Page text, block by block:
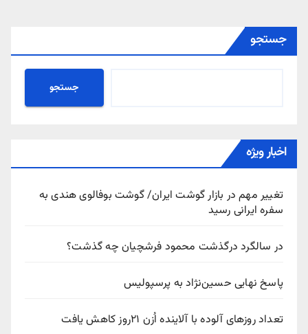
جستجو
جستجو
اخبار ویژه
تغییر مهم در بازار گوشت ایران/ گوشت بوفالوی هندی به
سفره ایرانی رسید
در سالگرد درگذشت محمود فرشچیان چه گذشت؟
پاسخ نهایی حسین‌نژاد به پرسپولیس
تعداد روزهای آلوده با آلاینده اُزن ۲۱روز کاهش یافت